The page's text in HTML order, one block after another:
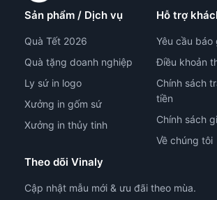
Sản phẩm / Dịch vụ
Quà Tết 2026
Quà tặng doanh nghiệp
Ly sứ in logo
Xưởng in gốm sứ
Xưởng in thủy tinh
Hỗ trợ
Yêu cầu báo
Điều khoản
Chính sách
tiền
Chính sách
Về chúng tôi
Theo dõi Vinaly
Cập nhật mẫu mới & ưu đãi theo mùa.